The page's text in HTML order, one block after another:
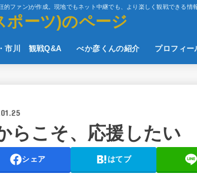
ファン)が作成。現地でもネット中継でも、より楽しく観戦できる情
ポーツ)のページ
市川 観戦Q&A べか彦くんの紹介 プロフィー
らこそ、応援したい
シェア はてブ